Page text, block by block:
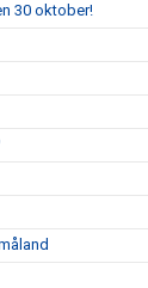
30 oktober!